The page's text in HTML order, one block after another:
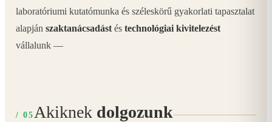
laboratóriumi kutatómunka és széleskörű gyakorlati tapasztalat
alapján szaktanácsadást és technológiai kivitelezést
vállalunk —
/ 05 Akiknek dolgozunk